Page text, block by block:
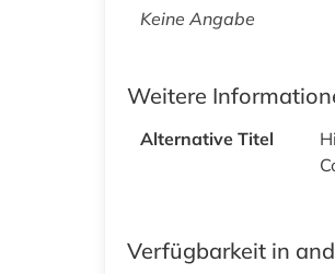
Keine Angabe
Weitere
Alternative Titel
Verfügbarkeit in